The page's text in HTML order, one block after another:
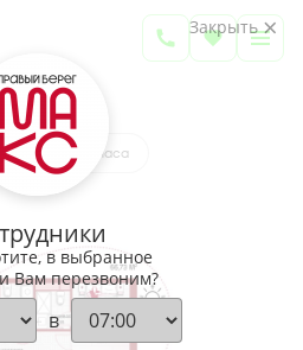
8 383 624 руб.
за 24 часа
Закрыть
в выбранное
Вам перезвоним?
в